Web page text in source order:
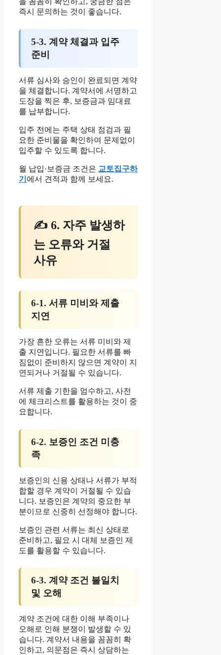
즉시 문의하는 것이 좋습니다.
5-3. 계약 체결과 입주
준비
서류 심사와 승인이 완료되면 계약
을 체결합니다. 계약서에 서명하고
도장을 찍은 후, 보증금과 임대료
를 납부합니다.
입주 전에는 주택 상태 점검과 필
요한 준비물을 확인하여 문제없이
입주할 수 있도록 합니다.
월 납입·보증금 조건은 교토집구하
기 에서 견적과 함께 보세요.
✍ 6. 자주 발생하
는 오류와 거절
사유
6-1. 서류 미비와 제출
지연
가장 흔한 오류는 서류 미비와 제
출 지연입니다. 필요한 서류를 빠
짐없이 준비하지 않으면 계약이 지
연되거나 거절될 수 있습니다.
서류 제출 기한을 엄수하고, 사전
에 체크리스트를 활용하는 것이 중
요합니다.
6-2. 보증인 조건 미충
족
보증인의 신용 상태나 서류가 부적
합할 경우 계약이 거절될 수 있습
니다. 보증인은 계약의 중요한 부
분이므로 신중히 선정해야 합니다.
보증인 관련 서류는 최신 상태로
준비하고, 필요 시 대체 보증인 제
도를 활용할 수 있습니다.
6-3. 계약 조건 불일치
및 오해
계약 조건에 대한 이해 부족이나
오해로 인해 분쟁이 발생할 수 있
습니다. 계약서 내용을 꼼꼼히 확
인하고, 의문점은 즉시 상담하는